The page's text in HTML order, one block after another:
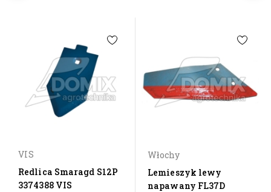
VIS
Redlica Smaragd S12P
3374388 VIS
Włochy
Lemieszyk lewy
napawany FL37D